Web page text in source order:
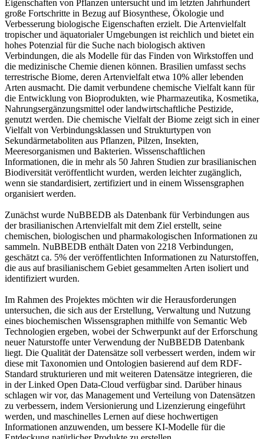
Eigenschaften von Pflanzen untersucht und im letzten Jahrhundert
große Fortschritte in Bezug auf Biosynthese, Ökologie und
Verbesserung biologische Eigenschaften erzielt. Die Artenvielfalt
tropischer und äquatorialer Umgebungen ist reichlich und bietet ein
hohes Potenzial für die Suche nach biologisch aktiven
Verbindungen, die als Modelle für das Finden von Wirkstoffen und
die medizinische Chemie dienen können. Brasilien umfasst sechs
terrestrische Biome, deren Artenvielfalt etwa 10% aller lebenden
Arten ausmacht. Die damit verbundene chemische Vielfalt kann für
die Entwicklung von Bioprodukten, wie Pharmazeutika, Kosmetika,
Nahrungsergänzungsmittel oder landwirtschaftliche Pestizide,
genutzt werden. Die chemische Vielfalt der Biome zeigt sich in einer
Vielfalt von Verbindungsklassen und Strukturtypen von
Sekundärmetaboliten aus Pflanzen, Pilzen, Insekten,
Meeresorganismen und Bakterien. Wissenschaftlichen
Informationen, die in mehr als 50 Jahren Studien zur brasilianischen
Biodiversität veröffentlicht wurden, werden leichter zugänglich,
wenn sie standardisiert, zertifiziert und in einem Wissensgraphen
organisiert werden.
Zunächst wurde NuBBEDB als Datenbank für Verbindungen aus
der brasilianischen Artenvielfalt mit dem Ziel erstellt, seine
chemischen, biologischen und pharmakologischen Informationen zu
sammeln. NuBBEDB enthält Daten von 2218 Verbindungen,
geschätzt ca. 5% der veröffentlichten Informationen zu Naturstoffen,
die aus auf brasilianischem Gebiet gesammelten Arten isoliert und
identifiziert wurden.
Im Rahmen des Projektes möchten wir die Herausforderungen
untersuchen, die sich aus der Erstellung, Verwaltung und Nutzung
eines biochemischen Wissensgraphen mithilfe von Semantic Web
Technologien ergeben, wobei der Schwerpunkt auf der Erforschung
neuer Naturstoffe unter Verwendung der NuBBEDB Datenbank
liegt. Die Qualität der Datensätze soll verbessert werden, indem wir
diese mit Taxonomien und Ontologien basierend auf dem RDF-
Standard strukturieren und mit weiteren Datensätze integrieren, die
in der Linked Open Data-Cloud verfügbar sind. Darüber hinaus
schlagen wir vor, das Management und Verteilung von Datensätzen
zu verbessern, indem Versionierung und Lizenzierung eingeführt
werden, und maschinelles Lernen auf diese hochwertigen
Informationen anzuwenden, um bessere KI-Modelle für die